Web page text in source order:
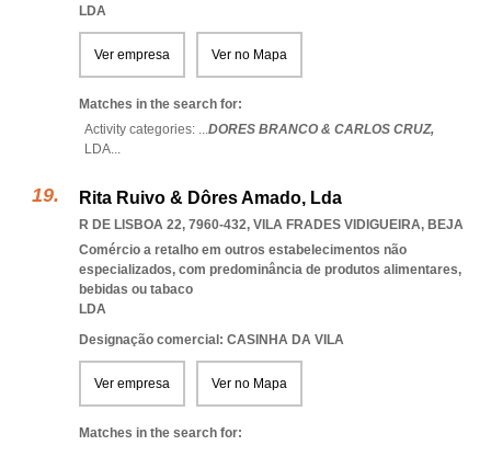
LDA
Ver empresa Ver no Mapa
Matches in the search for:
Activity categories: ...DORES BRANCO & CARLOS CRUZ,
LDA...
Rita Ruivo & Dôres Amado, Lda
R DE LISBOA 22, 7960-432, VILA FRADES VIDIGUEIRA, BEJA
Comércio a retalho em outros estabelecimentos não
especializados, com predominância de produtos alimentares,
bebidas ou tabaco
LDA
Designação comercial: CASINHA DA VILA
Ver empresa Ver no Mapa
Matches in the search for: